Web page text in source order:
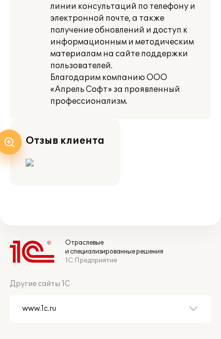
линии консультаций по телефону и
электронной почте, а также
получение обновлений и доступ к
информационным и методическим
материалам на сайте поддержки
пользователей.
Благодарим компанию ООО
«Апрель Софт» за проявленный
профессионализм.
Отзыв клиента
Отраслевые
и специализированные решения
1С:Предприятие
Другие сайты 1С